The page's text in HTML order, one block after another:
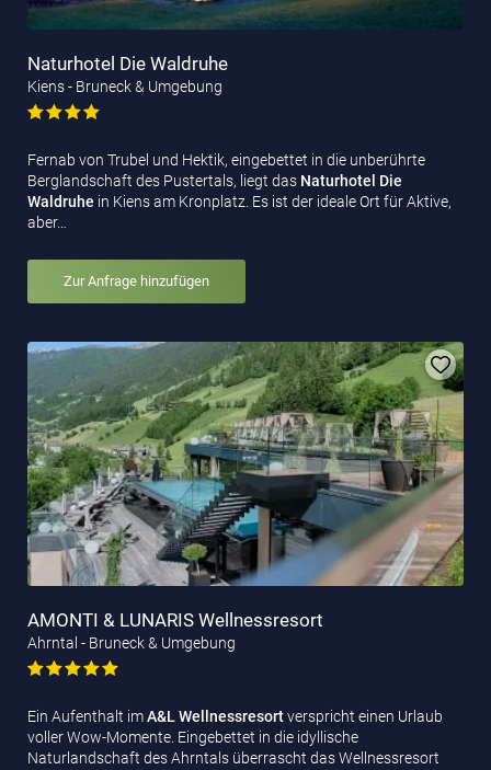
Naturhotel Die Waldruhe
Kiens - Bruneck & Umgebung
Fernab von Trubel und Hektik, eingebettet in die unberührte
Berglandschaft des Pustertals, liegt das Naturhotel Die
Waldruhe in Kiens am Kronplatz. Es ist der ideale Ort für Aktive,
aber…
Zur Anfrage hinzufügen
AMONTI & LUNARIS Wellnessresort
Ahrntal - Bruneck & Umgebung
Ein Aufenthalt imA&L Wellnessresortverspricht einen Urlaub
voller Wow-Momente. Eingebettet in die idyllische
Naturlandschaft des Ahrntals überrascht das Wellnessresort